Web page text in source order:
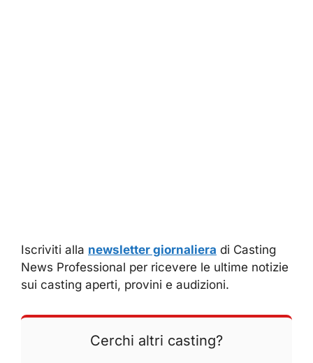
Iscriviti alla newsletter giornaliera di Casting
News Professional per ricevere le ultime notizie
sui casting aperti, provini e audizioni.
Cerchi altri casting?